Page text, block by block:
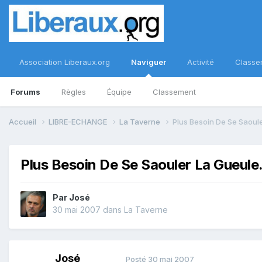
Association Liberaux.org Naviguer
Forums Règles Équipe Classement
Activité
Accueil LIBRE-ECHANGE La Taverne Plus Besoin De Se
Plus Besoin De Se Saouler La
Par José
30 mai 2007 dans La Taverne
José Posté 30 mai 2007